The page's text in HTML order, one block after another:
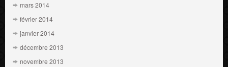
mars 2014
février 2014
janvier 2014
décembre 2013
novembre 2013